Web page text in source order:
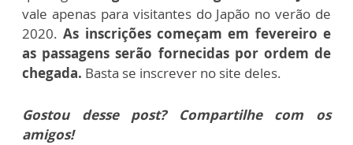
vale apenas para visitantes do Japão no verão de
2020.As inscrições começam em fevereiro e
as passagens serão fornecidas por ordem de
chegada. Basta se inscrever no site deles.
Gostou desse post? Compartilhe com os
amigos!